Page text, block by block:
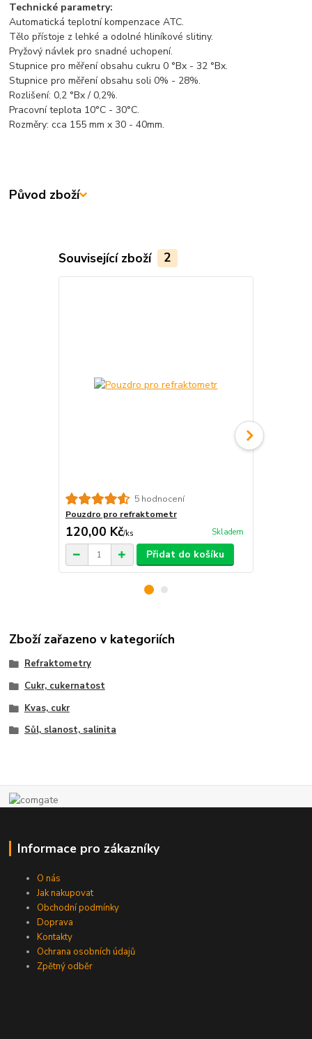
Technické parametry:
Automatická teplotní kompenzace ATC.
Tělo přístoje z lehké a odolné hliníkové slitiny.
Pryžový návlek pro snadné uchopení.
Stupnice pro měření obsahu cukru 0 °Bx - 32 °Bx.
Stupnice pro měření obsahu soli 0% - 28%.
Rozlišení: 0,2 °Bx / 0,2%.
Pracovní teplota 10°C - 30°C.
Rozměry: cca 155 mm x 30 - 40mm.
Původ zboží
Související zboží 2
5 hodnocení
Pouzdro pro refraktometr
120,00 Kč/ks Skladem
Přidat do košíku
Zboží zařazeno v kategoriích
Refraktometry
Cukr, cukernatost
Kvas, cukr
Sůl, slanost, salinita
Informace pro zákazníky
O nás
Jak nakupovat
Obchodní podmínky
Doprava
Kontakty
Ochrana osobních údajů
Zpětný odběr